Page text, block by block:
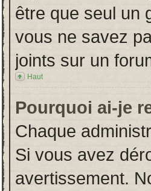
être que seul un
vous ne savez
joints sur un
Haut
Pourquoi ai-je
Chaque
Si vous avez
avertissement.